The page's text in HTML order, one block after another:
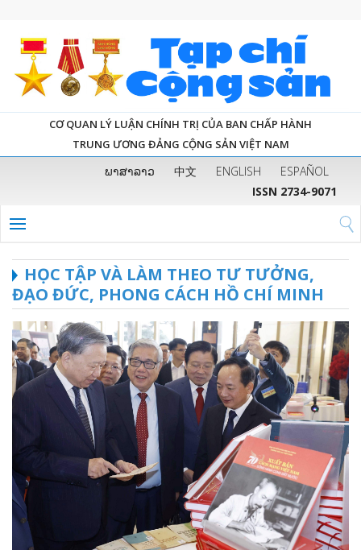
CƠ QUAN LÝ LUẬN CHÍNH TRỊ CỦA BAN CHẤP HÀNH
TRUNG ƯƠNG ĐẢNG CỘNG SẢN VIỆT NAM
ພາສາລາວ 中文 ENGLISH
ESPAÑOL
ISSN 2734-9071
HỌC TẬP VÀ LÀM THEO TƯ TƯỞNG,
ĐẠO ĐỨC, PHONG CÁCH HỒ CHÍ MINH